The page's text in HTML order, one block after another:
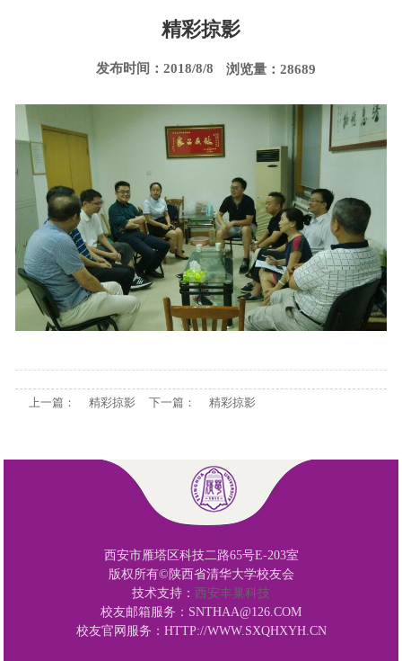
精彩掠影
发布时间：2018/8/8 浏览量：28689
上一篇： 精彩掠影 下一篇： 精彩掠影
西安市雁塔区科技二路65号E-203室
版权所有©陕西省清华大学校友会
技术支持： 西安丰巢科技
校友邮箱服务：SNTHAA@126.COM
校友官网服务：HTTP://WWW.SXQHXYH.CN